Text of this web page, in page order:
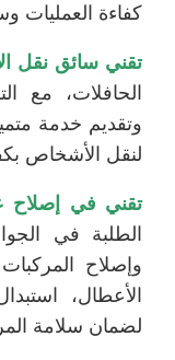
كفاءة العمليات
تقني سائق نقل
الحافلات، مع
وتقديم خدمة
لنقل الأشخاص
تقني في إصلاح
الطلبة في
وإصلاح
الأعطال،
لضمان سلامة